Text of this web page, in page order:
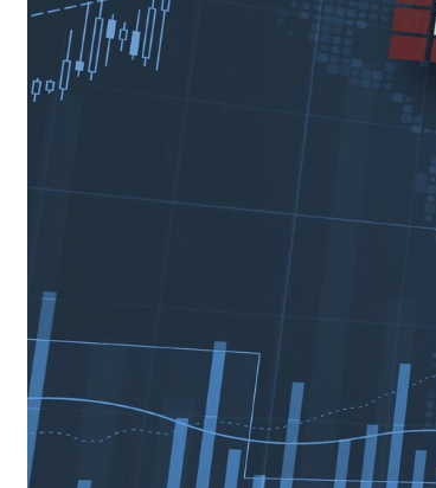
Sie uns